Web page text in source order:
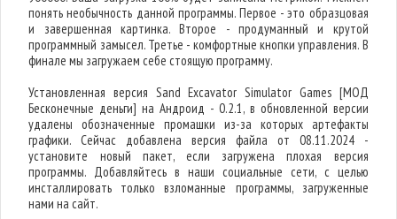
понять необычность данной программы. Первое - это образцовая
и завершенная картинка. Второе - продуманный и крутой
программный замысел. Третье - комфортные кнопки управления. В
финале мы загружаем себе стоящую программу.
Установленная версия Sand Excavator Simulator Games [МОД
Бесконечные деньги] на Андроид - 0.2.1, в обновленной версии
удалены обозначенные промашки из-за которых артефакты
графики. Сейчас добавлена версия файла от 08.11.2024 -
установите новый пакет, если загружена плохая версия
программы. Добавляйтесь в наши социальные сети, с целью
инсталлировать только взломанные программы, загруженные
нами на сайт.